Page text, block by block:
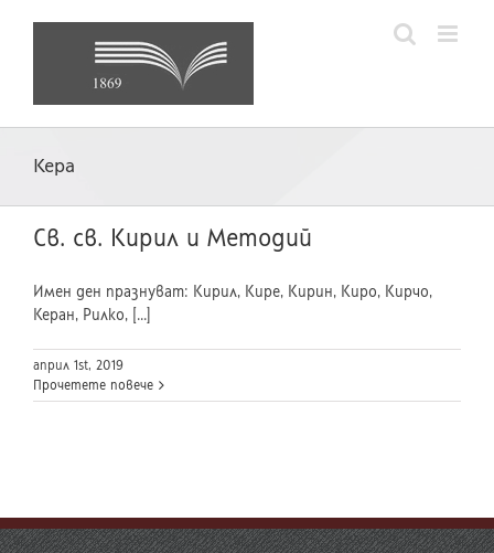
Кера
Св. св. Кирил и Методий
Имен ден празнуват: Кирил, Кире, Кирин, Киро, Кирчо,
Керан, Рилко, [...]
април 1st, 2019
Прочетете повече